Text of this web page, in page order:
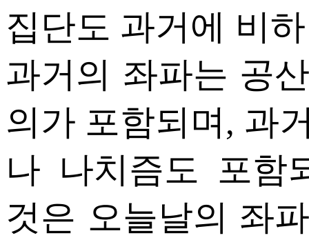
집단도 과거에 비
과거의 좌파는 공
의가 포함되며, 과
나 나치즘도 포함
것은 오늘날의 좌